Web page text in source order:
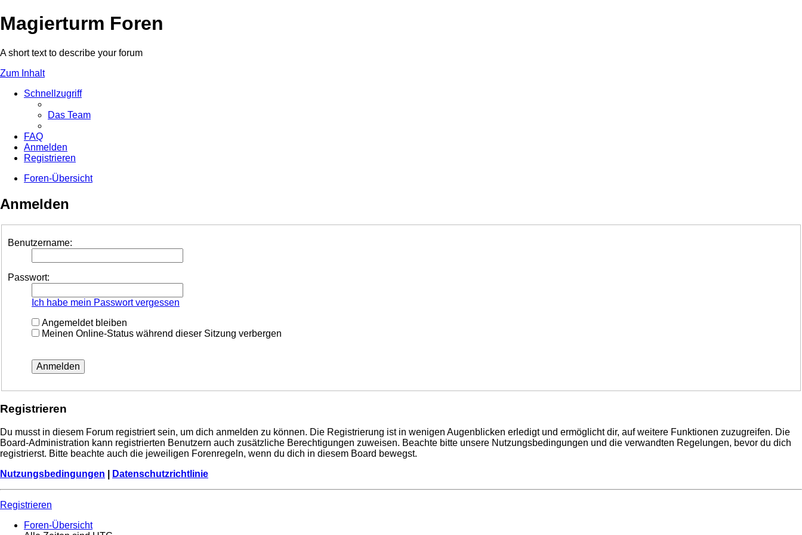
Magierturm Foren
A short text to describe your forum
Zum Inhalt
Schnellzugriff
Das Team
FAQ
Anmelden
Registrieren
Foren-Übersicht
Anmelden
Benutzername:
Passwort:
Ich habe mein Passwort vergessen
Angemeldet bleiben
Meinen Online-Status während dieser Sitzung verbergen
Registrieren
Du musst in diesem Forum registriert sein, um dich anmelden zu können. Die Registrierung ist in wenigen Augenblicken erledigt und ermöglicht dir, auf weitere Funktionen zuzugreifen. Die
Board-Administration kann registrierten Benutzern auch zusätzliche Berechtigungen zuweisen. Beachte bitte unsere Nutzungsbedingungen und die verwandten Regelungen, bevor du dich
registrierst. Bitte beachte auch die jeweiligen Forenregeln, wenn du dich in diesem Board bewegst.
Nutzungsbedingungen
Datenschutzrichtlinie
Registrieren
Foren-Übersicht